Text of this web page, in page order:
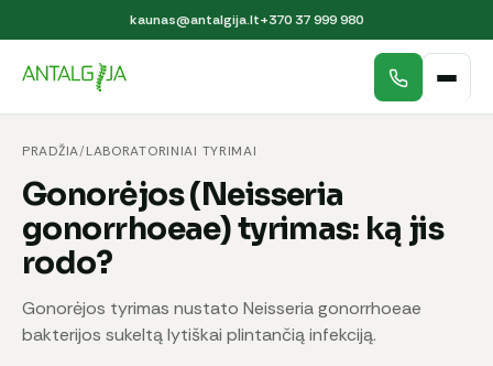
kaunas@antalgija.lt+370 37 999 980
PRADŽIA/LABORATORINIAI TYRIMAI
Gonorėjos (Neisseria
gonorrhoeae) tyrimas: ką jis
rodo?
Gonorėjos tyrimas nustato Neisseria gonorrhoeae
bakterijos sukeltą lytiškai plintančią infekciją.